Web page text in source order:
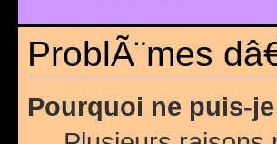
ProblÃ¨mes
Pourquoi ne puis-